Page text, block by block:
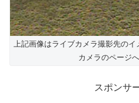
上記画像はライブカメラ撮影先の
カメラのページ
スポンサ